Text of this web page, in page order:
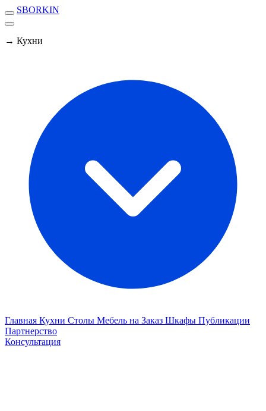
SBORKIN
→ Кухни
Главная Кухни Столы Мебель на Заказ Шкафы Публикации
Партнерство
Консультация